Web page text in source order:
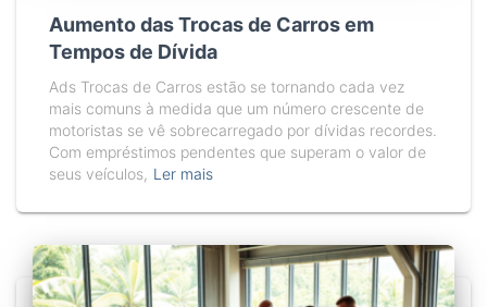
Aumento das Trocas de Carros em
Tempos de Dívida
Ads Trocas de Carros estão se tornando cada vez
mais comuns à medida que um número crescente de
motoristas se vê sobrecarregado por dívidas recordes.
Com empréstimos pendentes que superam o valor de
seus veículos, Ler mais